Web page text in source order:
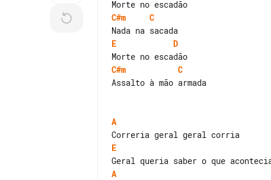
C#m
C
E
D
C#m
C
Assalto à mão armada
A
E
A